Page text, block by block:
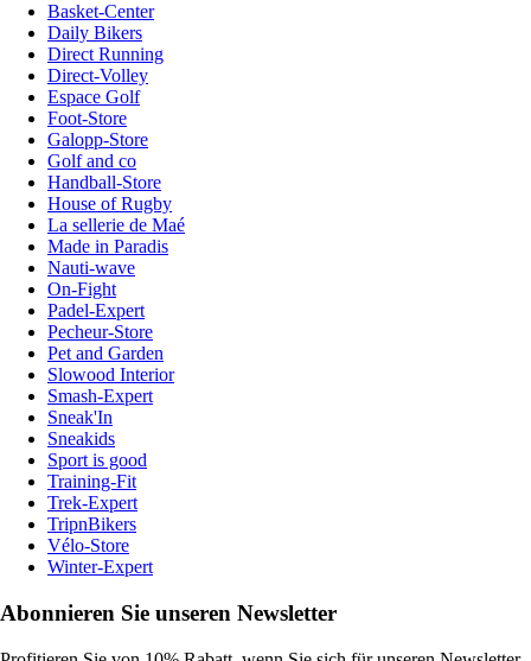
Basket-Center
Daily Bikers
Direct Running
Direct-Volley
Espace Golf
Foot-Store
Galopp-Store
Golf and co
Handball-Store
House of Rugby
La sellerie de Maé
Made in Paradis
Nauti-wave
On-Fight
Padel-Expert
Pecheur-Store
Pet and Garden
Slowood Interior
Smash-Expert
Sneak'In
Sneakids
Sport is good
Training-Fit
Trek-Expert
TripnBikers
Vélo-Store
Winter-Expert
Abonnieren Sie unseren Newsletter